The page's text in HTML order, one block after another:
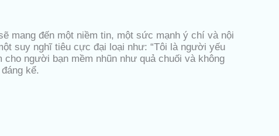
mang đến một niềm tin, một sức mạnh ý chí và nội
suy nghĩ tiêu cực đại loại như: “Tôi là người yếu
người bạn mềm nhũn như quả chuối và không
kể.